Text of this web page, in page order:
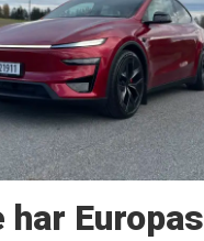
har Europas